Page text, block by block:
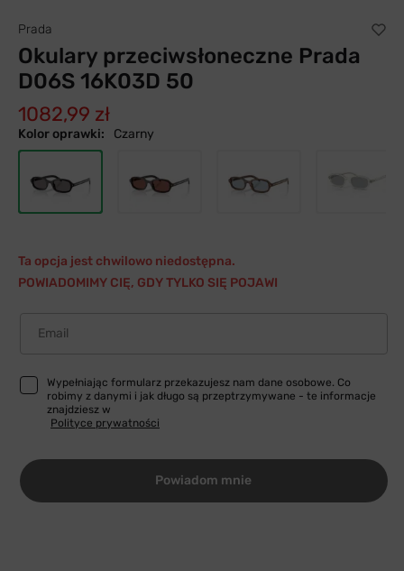
Prada
Okulary przeciwsłoneczne Prada
D06S 16K03D 50
1082,99 zł
Kolor oprawki: Czarny
Ta opcja jest chwilowo niedostępna.
POWIADOMIMY CIĘ, GDY TYLKO SIĘ POJAWI
Email
Wypełniając formularz przekazujesz nam dane osobowe. Co
robimy z danymi i jak długo są przeptrzymywane - te informacje
znajdziesz w
Polityce prywatności
Powiadom mnie